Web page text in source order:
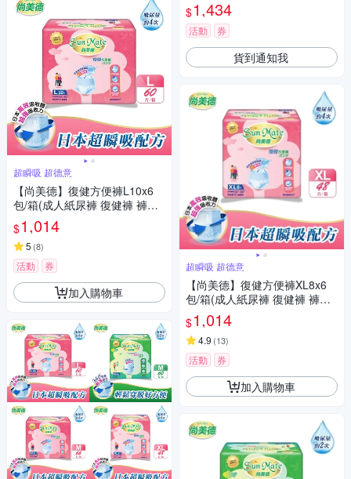
超瞬吸 超德意
【尚美德】復健方便褲L10x6
包/箱(成人紙尿褲 復健褲 褲型
紙尿褲)
$1,014
5 (8)
活動 券
加入購物車
$1,434
活動 券
貨到通知我
超瞬吸 超德意
【尚美德】復健方便褲XL8x6
包/箱(成人紙尿褲 復健褲 褲型
紙尿褲)
$1,014
4.9 (13)
活動 券
加入購物車